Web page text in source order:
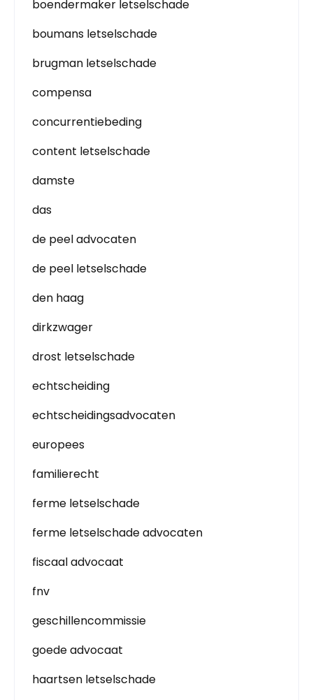
boendermaker letselschade
boumans letselschade
brugman letselschade
compensa
concurrentiebeding
content letselschade
damste
das
de peel advocaten
de peel letselschade
den haag
dirkzwager
drost letselschade
echtscheiding
echtscheidingsadvocaten
europees
familierecht
ferme letselschade
ferme letselschade advocaten
fiscaal advocaat
fnv
geschillencommissie
goede advocaat
haartsen letselschade